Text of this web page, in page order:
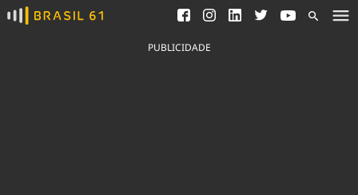
Ver todas as notícias
Saneamento
Indicadores
PUBLICIDADE